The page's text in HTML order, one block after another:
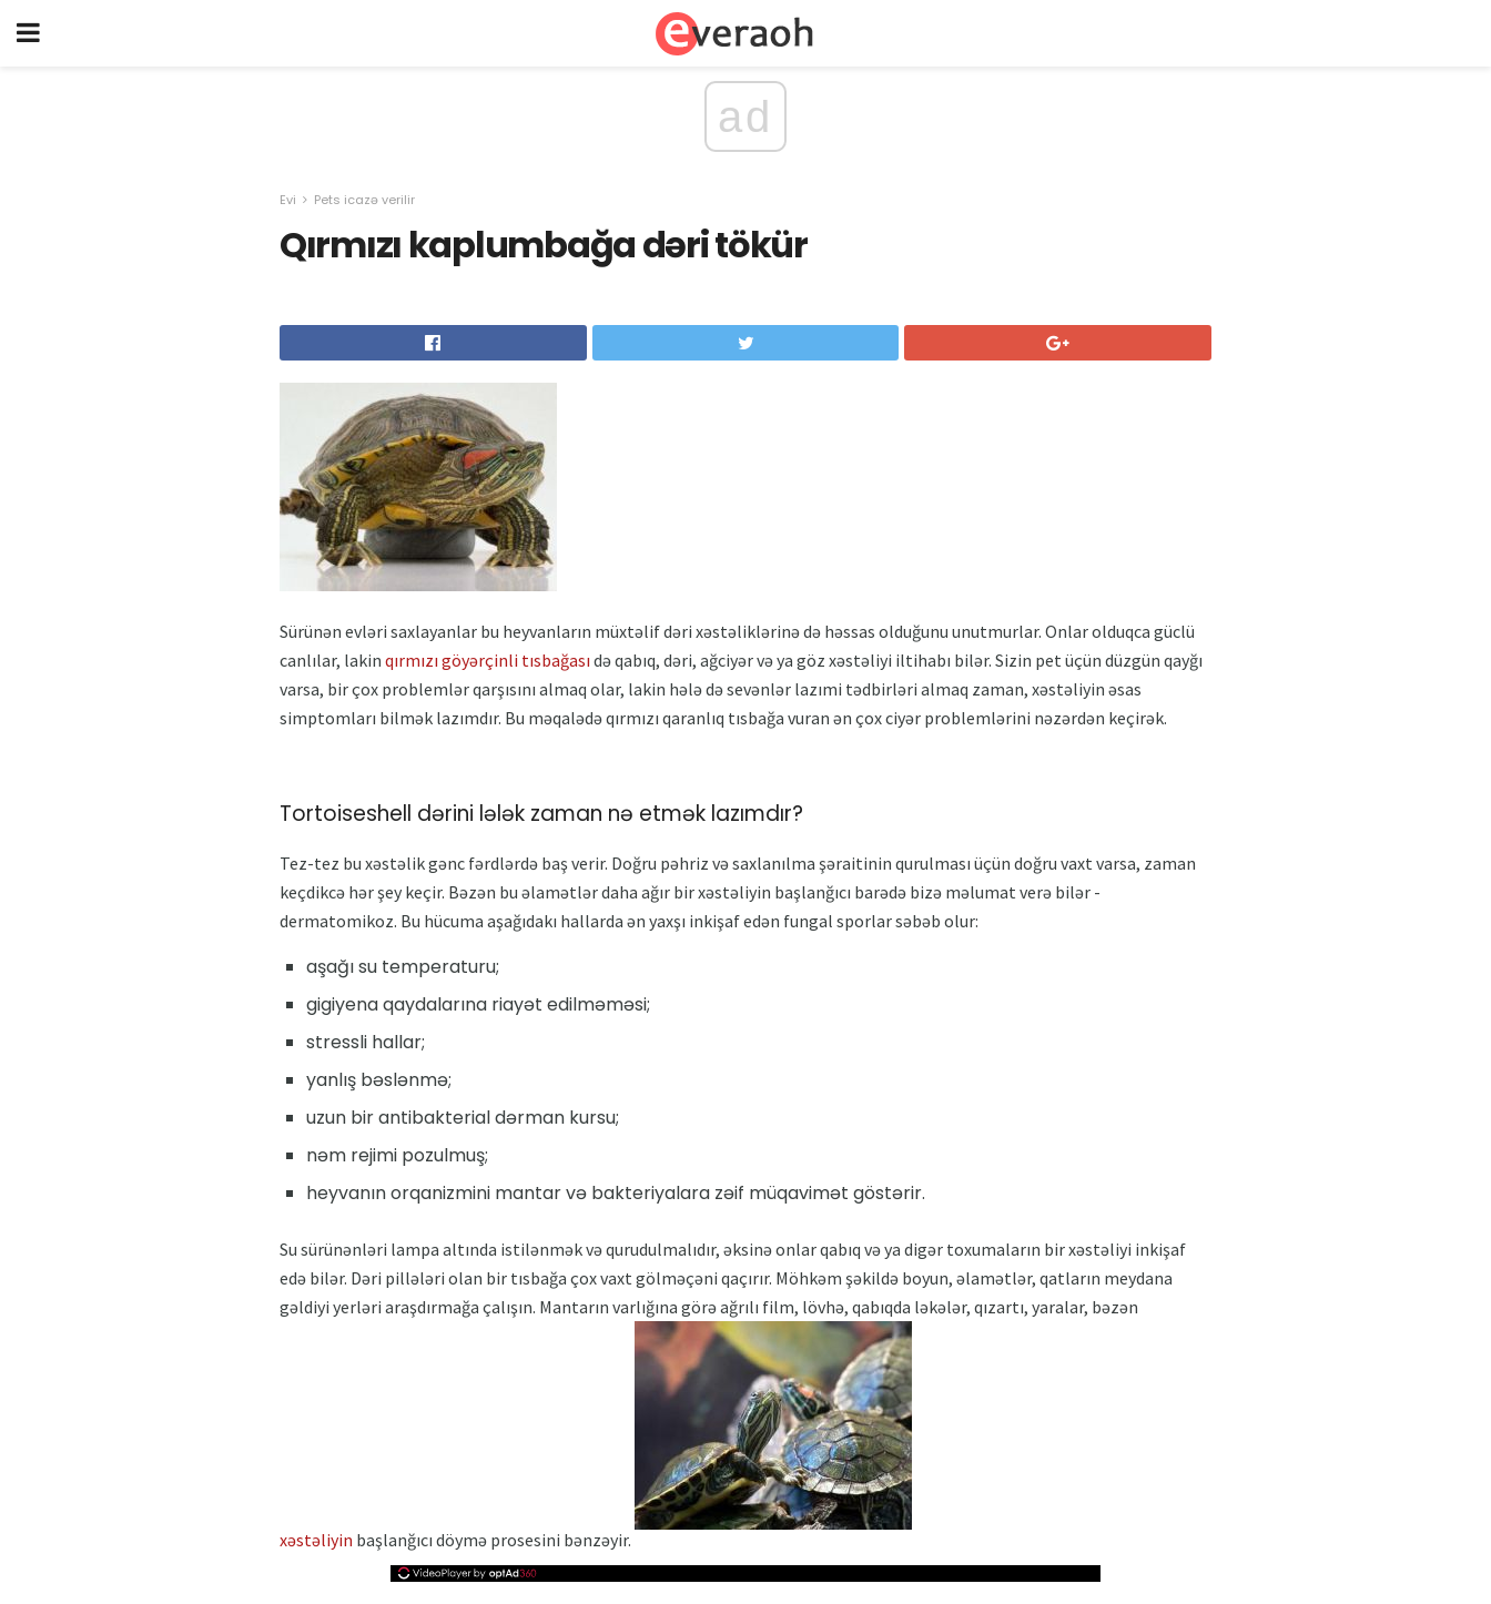
ad
Evi Pets icazə verilir
Qırmızı kaplumbağa dəri tökür
Sürünən evləri saxlayanlar bu heyvanların müxtəlif dəri xəstəliklərinə də həssas olduğunu unutmurlar. Onlar olduqca güclü
canlılar, lakin qırmızı göyərçinli tısbağası də qabıq, dəri, ağciyər və ya göz xəstəliyi iltihabı bilər. Sizin pet üçün düzgün qayğı
varsa, bir çox problemlər qarşısını almaq olar, lakin hələ də sevənlər lazımi tədbirləri almaq zaman, xəstəliyin əsas
simptomları bilmək lazımdır. Bu məqalədə qırmızı qaranlıq tısbağa vuran ən çox ciyər problemlərini nəzərdən keçirək.
Tortoiseshell dərini lələk zaman nə etmək lazımdır?
Tez-tez bu xəstəlik gənc fərdlərdə baş verir. Doğru pəhriz və saxlanılma şəraitinin qurulması üçün doğru vaxt varsa, zaman
keçdikcə hər şey keçir. Bəzən bu əlamətlər daha ağır bir xəstəliyin başlanğıcı barədə bizə məlumat verə bilər -
dermatomikoz. Bu hücuma aşağıdakı hallarda ən yaxşı inkişaf edən fungal sporlar səbəb olur:
aşağı su temperaturu;
gigiyena qaydalarına riayət edilməməsi;
stressli hallar;
yanlış bəslənmə;
uzun bir antibakterial dərman kursu;
nəm rejimi pozulmuş;
heyvanın orqanizmini mantar və bakteriyalara zəif müqavimət göstərir.
Su sürünənləri lampa altında istilənmək və qurudulmalıdır, əksinə onlar qabıq və ya digər toxumaların bir xəstəliyi inkişaf
edə bilər. Dəri pillələri olan bir tısbağa çox vaxt gölməçəni qaçırır. Möhkəm şəkildə boyun, əlamətlər, qatların meydana
gəldiyi yerləri araşdırmağa çalışın. Mantarın varlığına görə ağrılı film, lövhə, qabıqda ləkələr, qızartı, yaralar, bəzən
xəstəliyin başlanğıcı döymə prosesini bənzəyir.